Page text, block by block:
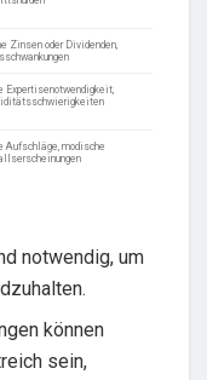
Zinsen oder Dividenden,
Expertisenotwendigkeit,
Aufschläge, modische
notwendig, um
können
sein,